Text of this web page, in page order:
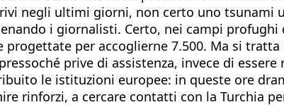
negli ultimi giorni, non certo uno
i giornalisti. Certo, nei campi
per accoglierne 7.500. Ma si
prive di assistenza, invece di
le istituzioni europee: in queste ore
rinforzi, a cercare contatti con la Turchia